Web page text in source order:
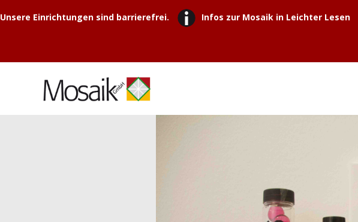
Unsere Einrichtungen sind barrierefrei. Infos zur Mosaik in Leichter Lesen